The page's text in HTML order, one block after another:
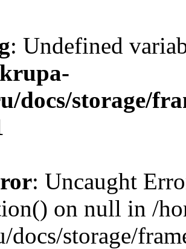
: Undefined
docs/storage/
: Uncaught
on null in /
docs/storage/